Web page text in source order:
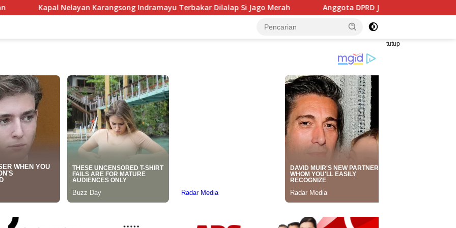
Karangsong Indramayu Terbakar Dilalap Si Jago Merah Anggota DPRD Jabar Hilal Hilmawan Gelar Tantangan
tutup